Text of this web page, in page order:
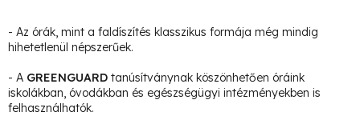
- Az órák, mint a faldíszítés klasszikus formája még mindig
hihetetlenül népszerűek.
- A GREENGUARD tanúsítványnak köszönhetően óráink
iskolákban, óvodákban és egészségügyi intézményekben is
felhasználhatók.